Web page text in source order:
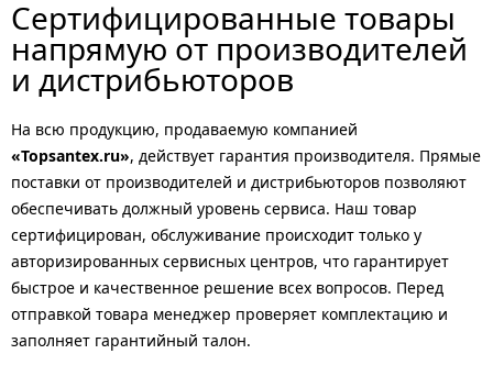
Сертифицированные товары
напрямую от производителей
и дистрибьюторов
На всю продукцию, продаваемую компанией
«Topsantex.ru», действует гарантия производителя. Прямые
поставки от производителей и дистрибьюторов позволяют
обеспечивать должный уровень сервиса. Наш товар
сертифицирован, обслуживание происходит только у
авторизированных сервисных центров, что гарантирует
быстрое и качественное решение всех вопросов. Перед
отправкой товара менеджер проверяет комплектацию и
заполняет гарантийный талон.